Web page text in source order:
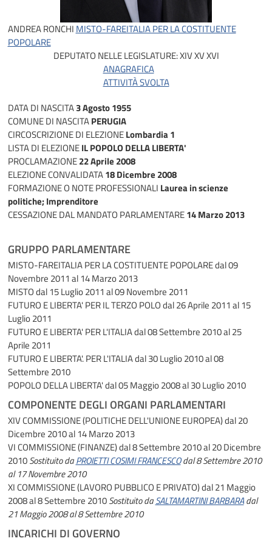
ANDREA RONCHI MISTO-FAREITALIA PER LA COSTITUENTE
POPOLARE
DEPUTATO NELLE LEGISLATURE:XIVXVXVI
ANAGRAFICA
ATTIVITÀ SVOLTA
DATA DI NASCITA3 Agosto 1955
COMUNE DI NASCITAPERUGIA
CIRCOSCRIZIONE DI ELEZIONELombardia 1
LISTA DI ELEZIONEIL POPOLO DELLA LIBERTA'
PROCLAMAZIONE22 Aprile 2008
ELEZIONE CONVALIDATA18 Dicembre 2008
FORMAZIONE O NOTE PROFESSIONALI Laurea in scienze
politiche; Imprenditore
CESSAZIONE DAL MANDATO PARLAMENTARE14 Marzo 2013
GRUPPO PARLAMENTARE
MISTO-FAREITALIA PER LA COSTITUENTE POPOLAREdal 09
Novembre 2011 al 14 Marzo 2013
MISTOdal 15 Luglio 2011 al 09 Novembre 2011
FUTURO E LIBERTA' PER IL TERZO POLOdal 26 Aprile 2011 al 15
Luglio 2011
FUTURO E LIBERTA' PER L'ITALIAdal 08 Settembre 2010 al 25
Aprile 2011
FUTURO E LIBERTA'. PER L'ITALIAdal 30 Luglio 2010 al 08
Settembre 2010
POPOLO DELLA LIBERTA'dal 05 Maggio 2008 al 30 Luglio 2010
COMPONENTE DEGLI ORGANI PARLAMENTARI
XIV COMMISSIONE (POLITICHE DELL'UNIONE EUROPEA)dal 20
Dicembre 2010 al 14 Marzo 2013
VI COMMISSIONE (FINANZE)dal 8 Settembre 2010 al 20 Dicembre
2010Sostituito daPROIETTI COSIMI FRANCESCOdal 8 Settembre 2010
al 17 Novembre 2010
XI COMMISSIONE (LAVORO PUBBLICO E PRIVATO)dal 21 Maggio
2008 al 8 Settembre 2010Sostituito daSALTAMARTINI BARBARAdal
21 Maggio 2008 al 8 Settembre 2010
INCARICHI DI GOVERNO